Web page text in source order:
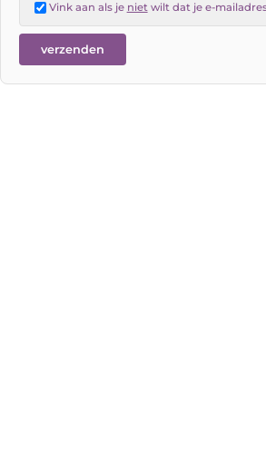
Vink aan als je nietwilt dat je e-